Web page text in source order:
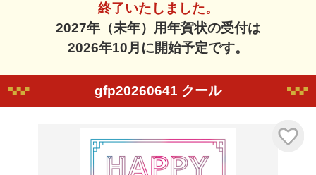
終了いたしました。
2027年（未年）用年賀状の受付は
2026年10月に開始予定です。
gfp20260641 クール